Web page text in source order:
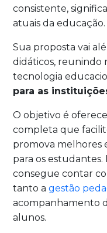
consistente,
atuais da educação.
Sua proposta vai
didáticos, reunindo
tecnologia
para as
O objetivo é
completa que
promova melhores
para os estudantes.
consegue contar
tanto agestão
acompanhamento
alunos.